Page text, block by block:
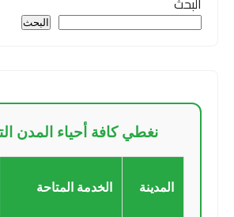
البحث
نغطي كافة أحياء المدن
المدينة الخدمة المتاحة